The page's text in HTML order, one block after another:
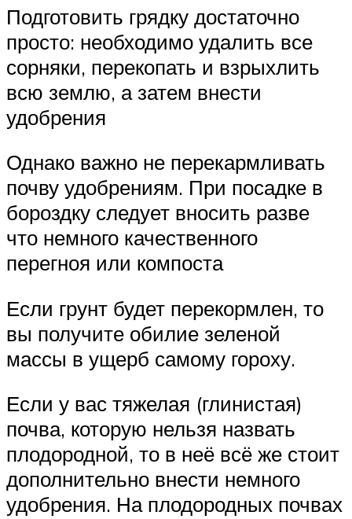
Подготовить грядку достаточно
просто: необходимо удалить все
сорняки, перекопать и взрыхлить
всю землю, а затем внести
удобрения
Однако важно не перекармливать
почву удобрениям. При посадке в
бороздку следует вносить разве
что немного качественного
перегноя или компоста
Если грунт будет перекормлен, то
вы получите обилие зеленой
массы в ущерб самому гороху.
Если у вас тяжелая (глинистая)
почва, которую нельзя назвать
плодородной, то в неё всё же стоит
дополнительно внести немного
удобрения. На плодородных почвах